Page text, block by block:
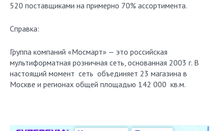
520 поставщиками на примерно 70% ассортимента.
Справка:
Группа компаний «Мосмарт» — это российская
мультиформатная розничная сеть, основанная 2003 г. В
настоящий момент сеть объединяет 23 магазина в
Москве и регионах общей площадью 142 000 кв.м.